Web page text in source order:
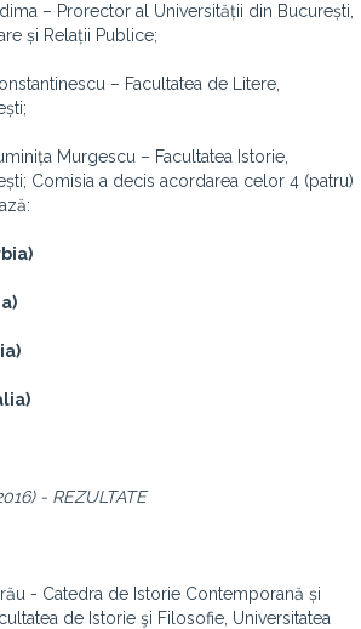
– Prorector al Universității din București,
și Relații Publice;
– Facultatea de Litere,
Murgescu – Facultatea Istorie,
Comisia a decis acordarea celor 4 (patru)
- REZULTATE
- Catedra de Istorie Contemporană și
de Istorie şi Filosofie, Universitatea